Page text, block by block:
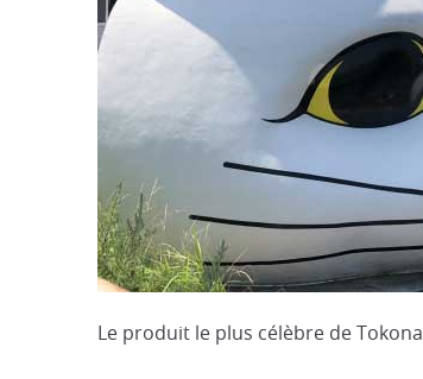
Le produit le plus célèbre de